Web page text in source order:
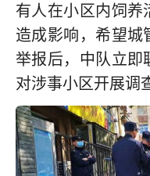
有人在小区内饲养
造成影响，希望城
举报后，中队立即
对涉事小区开展调